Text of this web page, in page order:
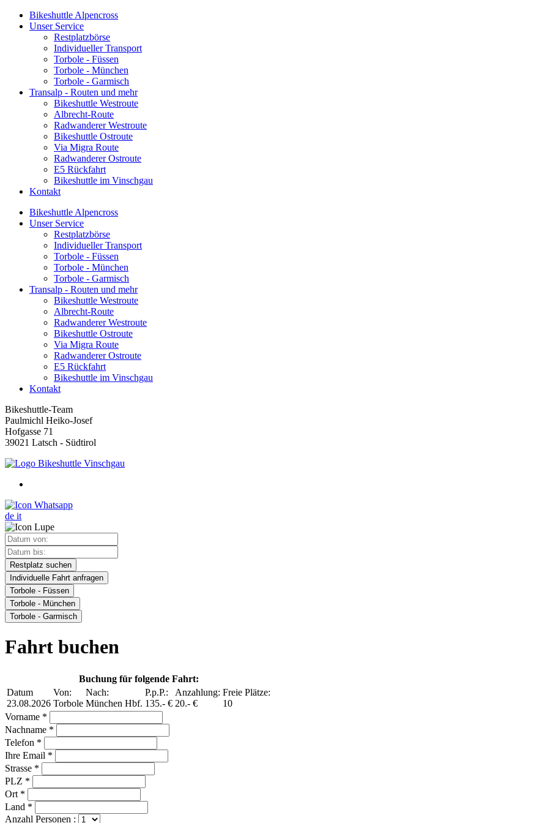
Bikeshuttle Alpencross
Unser Service
Restplatzbörse
Individueller Transport
Torbole - Füssen
Torbole - München
Torbole - Garmisch
Transalp - Routen und mehr
Bikeshuttle Westroute
Albrecht-Route
Radwanderer Westroute
Bikeshuttle Ostroute
Via Migra Route
Radwanderer Ostroute
E5 Rückfahrt
Bikeshuttle im Vinschgau
Kontakt
Bikeshuttle Alpencross
Unser Service
Restplatzbörse
Individueller Transport
Torbole - Füssen
Torbole - München
Torbole - Garmisch
Transalp - Routen und mehr
Bikeshuttle Westroute
Albrecht-Route
Radwanderer Westroute
Bikeshuttle Ostroute
Via Migra Route
Radwanderer Ostroute
E5 Rückfahrt
Bikeshuttle im Vinschgau
Kontakt
Bikeshuttle-Team
Paulmichl Heiko-Josef
Hofgasse 71
39021 Latsch - Südtirol
de it
Restplatz suchen
Individuelle Fahrt anfragen
Torbole - Füssen
Torbole - München
Torbole - Garmisch
Fahrt buchen
Buchung für folgende Fahrt:
Datum
23.08.2026
Von:
Torbole
Nach:
München Hbf.
P.p.P.:
135.- €
Anzahlung:
20.- €
Freie Plätze:
10
Vorname *
Nachname *
Telefon *
Ihre Email *
Strasse *
PLZ *
Ort *
Land *
Anzahl Personen :